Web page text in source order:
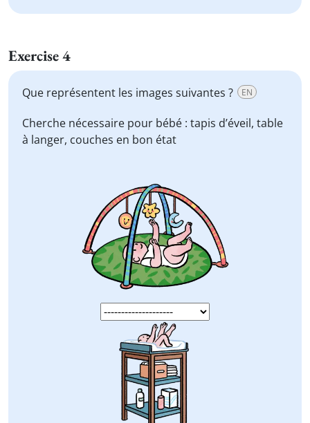
Exercise 4
Que représentent les images suivantes ? EN
Cherche nécessaire pour bébé : tapis d’éveil, table
à langer, couches en bon état